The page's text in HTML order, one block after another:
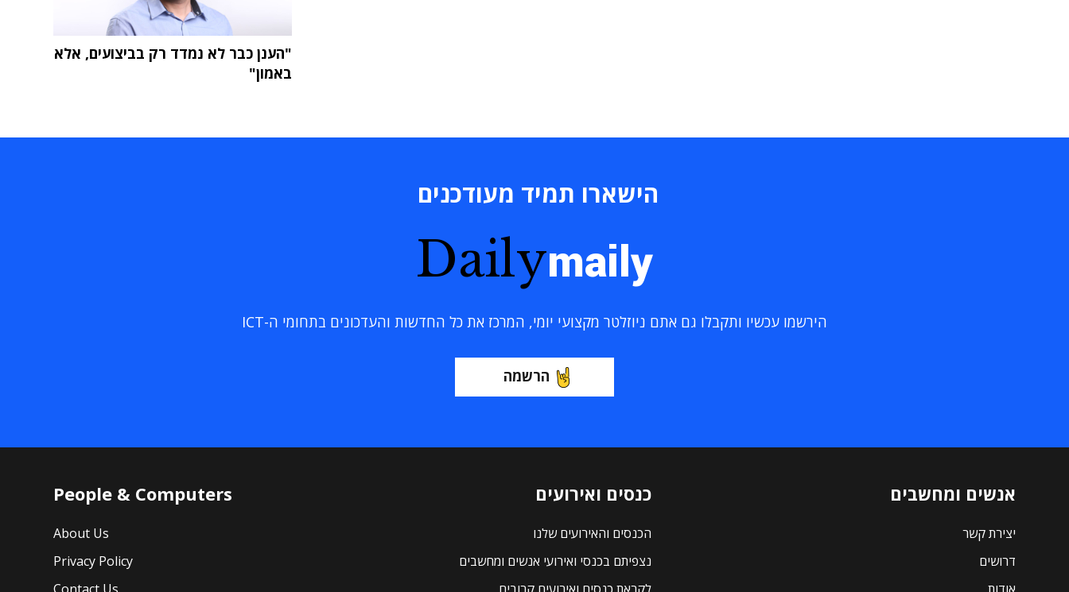
"הענן כבר לא נמדד רק בביצועים, אלא
באמון"
הישארו תמיד מעודכנים
Dailymaily
הירשמו עכשיו ותקבלו גם אתם ניוזלטר מקצועי יומי, המרכז את כל החדשות והעדכונים בתחומי ה-ICT
הרשמה
אנשים ומחשבים
יצירת קשר
דרושים
כנסים ואירועים
הכנסים והאירועים שלנו
נצפיתם בכנסי ואירועי אנשים ומחשבים
People & Computers
About Us
Privacy Policy